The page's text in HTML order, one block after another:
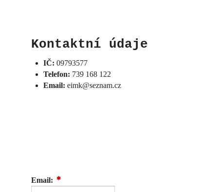
Kontaktní údaje
IČ: 09793577
Telefon: 739 168 122
Email: eimk@seznam.cz
Email: